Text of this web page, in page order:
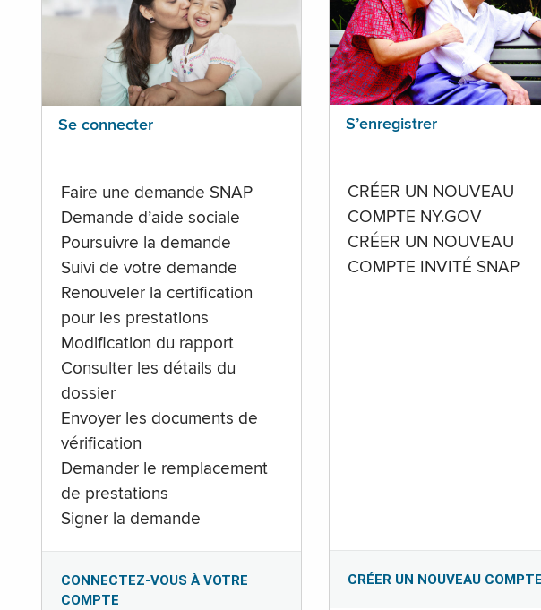
Se connecter
Faire une demande SNAP
Demande d’aide sociale
Poursuivre la demande
Suivi de votre demande
Renouveler la certification
pour les prestations
Modification du rapport
Consulter les détails du
dossier
Envoyer les documents de
vérification
Demander le remplacement
de prestations
Signer la demande
CONNECTEZ-VOUS À VOTRE
COMPTE
S’enregistrer
CRÉER UN NOUVEAU
COMPTE NY.GOV
CRÉER UN NOUVEAU
COMPTE INVITÉ SNAP
CRÉER UN NOUVEAU COMPTE